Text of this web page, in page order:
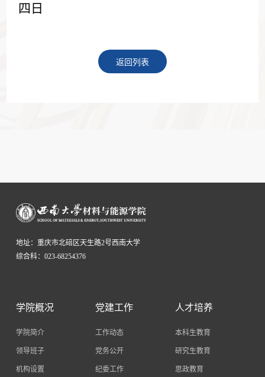
四日
返回列表
地址：重庆市北碚区天生路2号西南大学
综合科：023-68254376
学院概况
学院简介
领导班子
机构设置
党建工作
工作动态
党务公开
纪委工作
人才培养
本科生教育
研究生教育
思政教育